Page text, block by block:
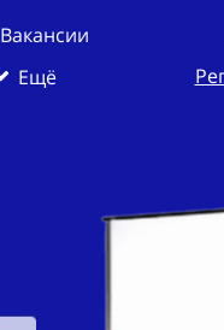
Вакансии
Ещё